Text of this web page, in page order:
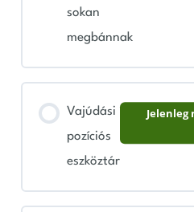
sokan
megbánnak
Vajúdási
pozíciós
eszköztár
Jelenleg